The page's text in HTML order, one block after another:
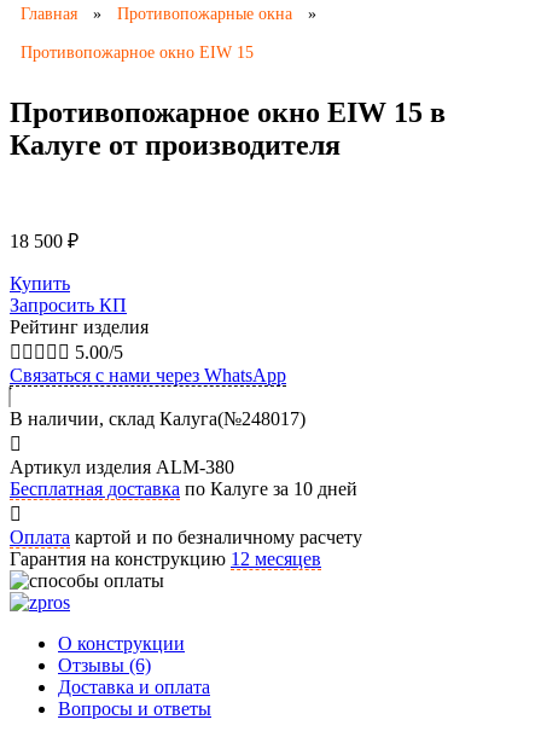
Главная » Противопожарные окна »
Противопожарное окно EIW 15
Противопожарное окно EIW 15 в
Калуге от производителя
18 500 ₽
Купить
Запросить КП
Рейтинг изделия
     5.00/5
Связаться с нами через WhatsApp
В наличии, склад Калуга(№248017)
Артикул изделия ALM-380
Бесплатная доставка по Калуге за 10 дней
Оплата картой и по безналичному расчету
Гарантия на конструкцию 12 месяцев
О конструкции
Отзывы (6)
Доставка и оплата
Вопросы и ответы